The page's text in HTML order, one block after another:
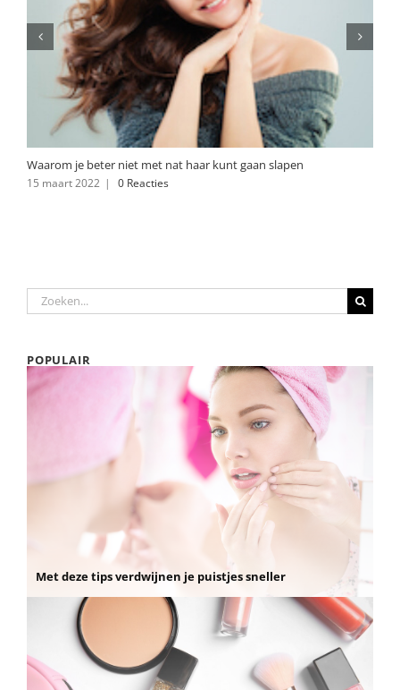
Waarom je beter niet met nat haar kunt gaan slapen
15 maart 2022 | 0 Reacties
Zoeken
naar:
POPULAIR
Met deze tips verdwijnen je puistjes sneller